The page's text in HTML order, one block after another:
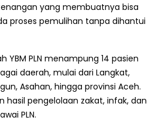
yang membuatnya bisa
proses pemulihan tanpa dihantui
YBM PLN menampung 14 pasien
daerah, mulai dari Langkat,
Asahan, hingga provinsi Aceh.
hasil pengelolaan zakat, infak, dan
PLN.